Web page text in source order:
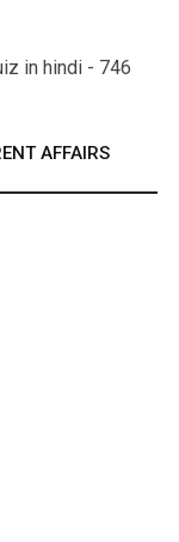
in hindi - 746
AFFAIRS